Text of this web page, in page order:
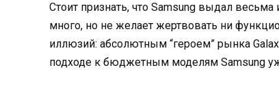
Стоит признать, что Samsung выдал весьма
много, но не желает жертвовать ни
иллюзий: абсолютным “героем” рынка
подходе к бюджетным моделям Samsung